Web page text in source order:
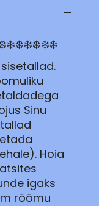
Sinu
Hoia
igaks
rõõmu